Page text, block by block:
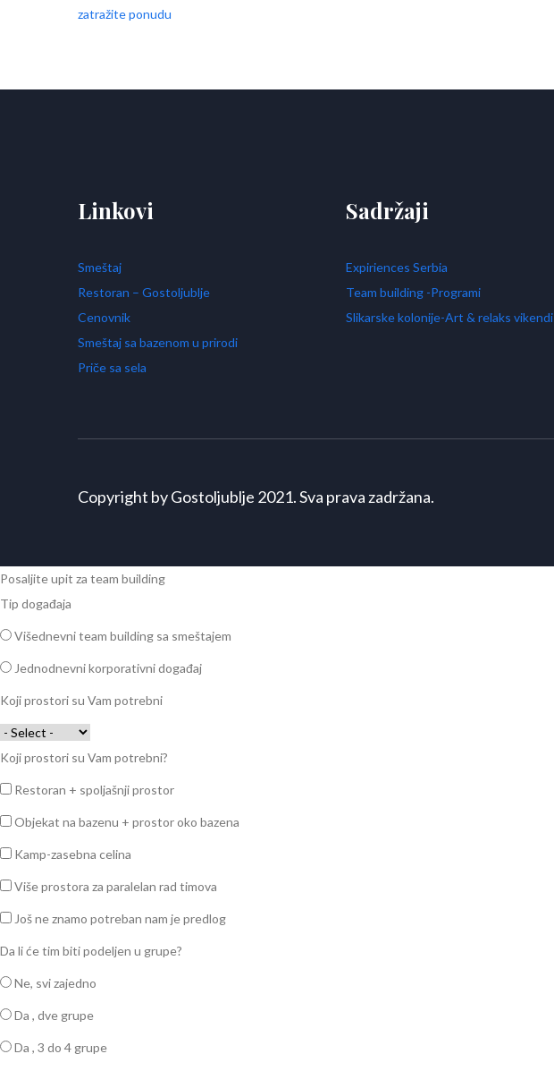
zatražite ponudu
Linkovi
Smeštaj
Restoran – Gostoljublje
Cenovnik
Smeštaj sa bazenom u prirodi
Priče sa sela
Sadržaji
Expiriences Serbia
Team building -Programi
Slikarske kolonije-Art & relaks vikendi
Copyright by Gostoljublje 2021. Sva prava zadržana.
Posaljite upit za team building
Tip događaja
Višednevni team building sa smeštajem
Jednodnevni korporativni događaj
Koji prostori su Vam potrebni
Koji prostori su Vam potrebni?
Restoran + spoljašnji prostor
Objekat na bazenu + prostor oko bazena
Kamp-zasebna celina
Više prostora za paralelan rad timova
Još ne znamo potreban nam je predlog
Da li će tim biti podeljen u grupe?
Ne, svi zajedno
Da , dve grupe
Da , 3 do 4 grupe